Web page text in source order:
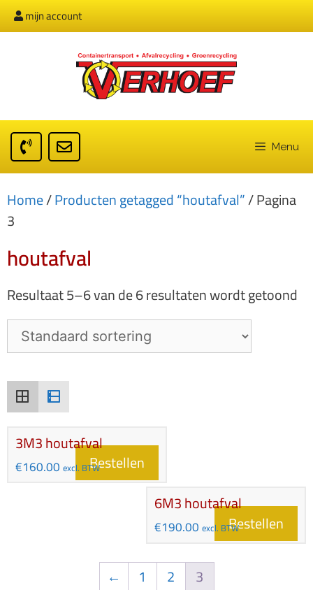
mijn account
Menu
Home/Producten getagged “houtafval”/ Pagina
3
houtafval
Resultaat 5–6 van de 6 resultaten wordt getoond
3M3 houtafval
€160.00 excl. BTWBestellen
6M3 houtafval
€190.00 excl. BTWBestellen
← 1 2 3